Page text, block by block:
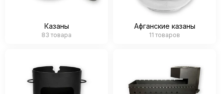
Казаны
83 товара
Афганские казаны
11 товаров